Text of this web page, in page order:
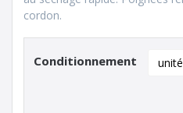
cordon.
Conditionnement